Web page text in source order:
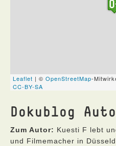
Dokublog
Zum Autor: Kuesti F lebt
und Filmemacher in